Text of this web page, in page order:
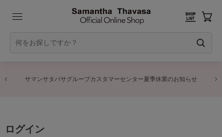
サマンサタバサグループカスタマーセンター夏季休業のお知らせ
ログイン